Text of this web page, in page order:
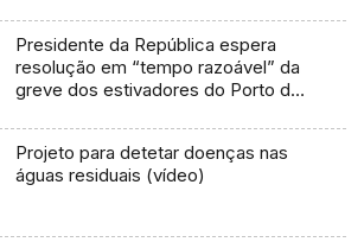
Presidente da República espera
resolução em “tempo razoável” da
greve dos estivadores do Porto de
Projeto para detetar doenças nas
águas residuais (vídeo)